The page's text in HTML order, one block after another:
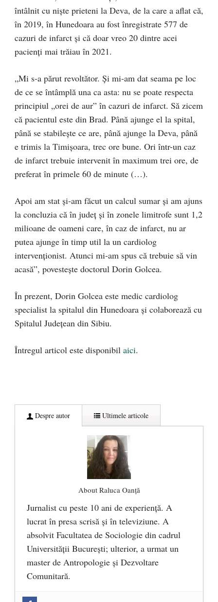
întâlnit cu niște prieteni la Deva, de la care a aflat că,
în 2019, în Hunedoara au fost înregistrate 577 de
cazuri de infarct și că doar vreo 20 dintre acei
pacienți mai trăiau în 2021.
„Mi s-a părut revoltător. Și mi-am dat seama pe loc
de ce se întâmplă una ca asta: nu se poate respecta
principiul „orei de aur” în cazuri de infarct. Să zicem
că pacientul este din Brad. Până ajunge el la spital,
până se stabilește ce are, până ajunge la Deva, până
e trimis la Timișoara, trec ore bune. Ori într-un caz
de infarct trebuie intervenit în maximum trei ore, de
preferat în primele 60 de minute (…).
Apoi am stat și-am făcut un calcul sumar și am ajuns
la concluzia că în județ și în zonele limitrofe sunt 1,2
milioane de oameni care, în caz de infarct, nu ar
putea ajunge în timp util la un cardiolog
intervenționist. Atunci mi-am spus că trebuie să vin
acasă”, povestește doctorul Dorin Golcea.
În prezent, Dorin Golcea este medic cardiolog
specialist la spitalul din Hunedoara și colaborează cu
Spitalul Județean din Sibiu.
Întregul articol este disponibil aici.
Despre autor Ultimele articole
About Raluca Oanță
Jurnalist cu peste 10 ani de experiență. A
lucrat în presa scrisă și în televiziune. A
absolvit Facultatea de Sociologie din cadrul
Universității București; ulterior, a urmat un
master de Antropologie și Dezvoltare
Comunitară.